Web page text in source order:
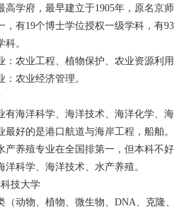
高学府，最早建立于1905年，原名京
，有19个博士学位授权一级学科，有
。
：农业工程、植物保护、农业资源利
：农业经济管理。
有海洋科学、海洋技术、海洋化学、
最好的是港口航道与海岸工程，船舶
产养殖专业在全国排第一，但本科不
洋科学、海洋技术、水产养殖。
技大学
（动物、植物、微生物、DNA、克隆